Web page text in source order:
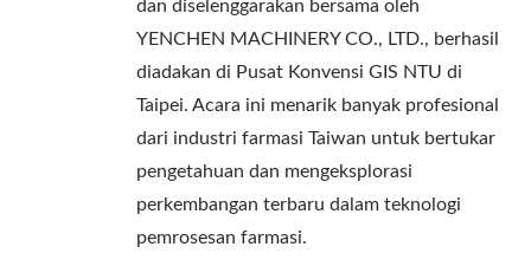
dan diselenggarakan bersama oleh
YENCHEN MACHINERY CO., LTD., berhasil
diadakan di Pusat Konvensi GIS NTU di
Taipei. Acara ini menarik banyak profesional
dari industri farmasi Taiwan untuk bertukar
pengetahuan dan mengeksplorasi
perkembangan terbaru dalam teknologi
pemrosesan farmasi.